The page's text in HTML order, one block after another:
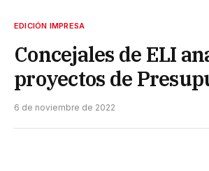
EDICIÓN IMPRESA
Concejales de ELI
proyectos de
6 de noviembre de 2022